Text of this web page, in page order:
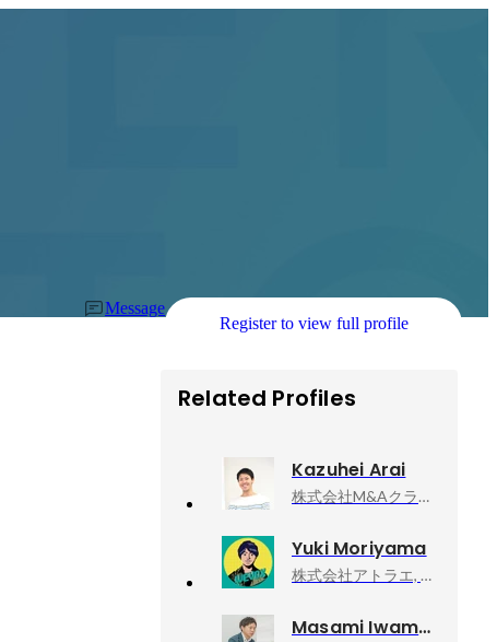
Message
Register to view full profile
Related Profiles
Kazuhei Arai
株式会社M&Aクラウド, 執行役員CTO
Yuki Moriyama
株式会社アトラエ, wevox事業責任者
Masami Iwamoto